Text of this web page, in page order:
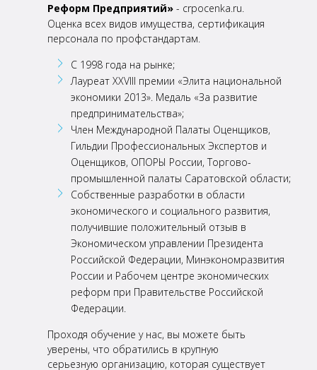
Реформ Предприятий» - crpocenka.ru.
Оценка всех видов имущества, сертификация
персонала по профстандартам.
С 1998 года на рынке;
Лауреат XXVIII премии «Элита национальной
экономики 2013». Медаль «За развитие
предпринимательства»;
Член Международной Палаты Оценщиков,
Гильдии Профессиональных Экспертов и
Оценщиков, ОПОРЫ России, Торгово-
промышленной палаты Саратовской области;
Собственные разработки в области
экономического и социального развития,
получившие положительный отзыв в
Экономическом управлении Президента
Российской Федерации, Минэкономразвития
России и Рабочем центре экономических
реформ при Правительстве Российской
Федерации.
Проходя обучение у нас, вы можете быть
уверены, что обратились в крупную
серьезную организацию, которая существует